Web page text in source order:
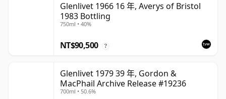
Glenlivet 1966 16 年, Averys of Bristol
1983 Bottling
750ml • 40%
NT$90,500 ?
Glenlivet 1979 39 年, Gordon &
MacPhail Archive Release #19236
700ml • 50.6%